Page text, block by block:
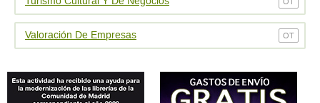
Valoración De Empresas OT